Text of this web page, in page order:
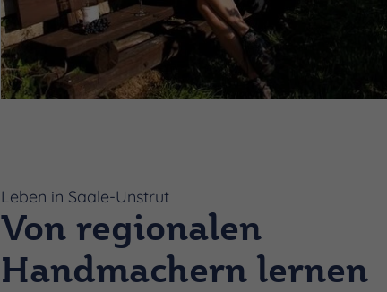
Leben in Saale-Unstrut
Von regionalen
Handmachern lernen